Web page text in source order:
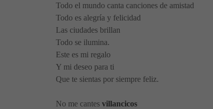
Todo el mundo canta canciones de amistad
Todo es alegría y felicidad
Las ciudades brillan
Todo se ilumina.
Este es mi regalo
Y mi deseo para ti
Que te sientas por siempre feliz.
No me cantes villancicos